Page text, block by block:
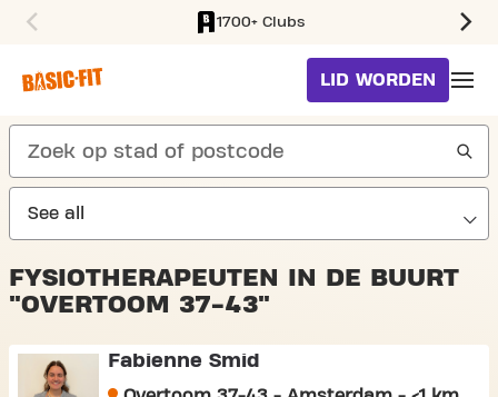
1700+ Clubs
LID WORDEN
search
FYSIOTHERAPEUTEN IN DE BUURT
"OVERTOOM 37-43"
Fabienne Smid